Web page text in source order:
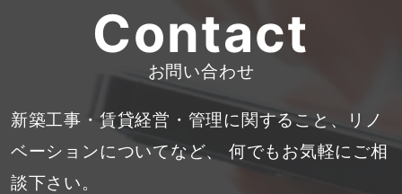
Contact
お問い合わせ
新築工事・賃貸経営・管理に関すること、リノ
ベーションについてなど、
何でもお気軽にご相
談下さい。